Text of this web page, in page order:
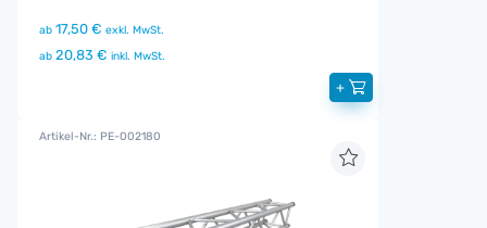
ab 17,50 € exkl. MwSt.
ab 20,83 € inkl. MwSt.
+
Artikel-Nr.: PE-002180